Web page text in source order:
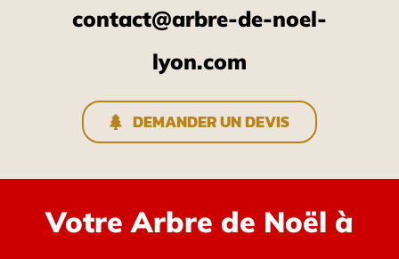
contact@arbre-de-noel-
lyon.com
DEMANDER UN DEVIS
Votre Arbre de Noël à